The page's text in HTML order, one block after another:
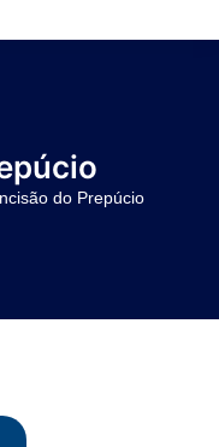
do Prepúcio